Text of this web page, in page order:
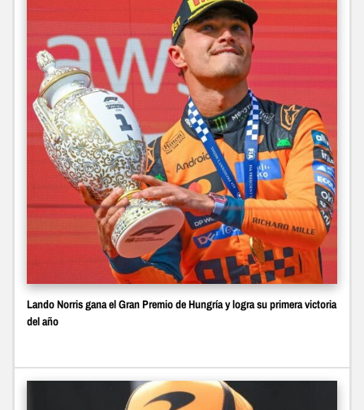
Lando Norris gana el Gran Premio de Hungría y logra su primera victoria
del año